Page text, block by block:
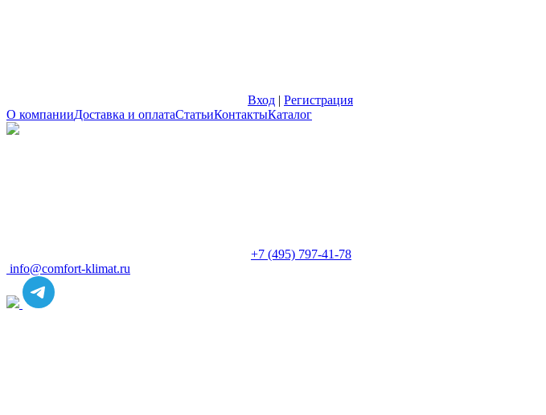
Вход | Регистрация
О компанииДоставка и оплатаСтатьиКонтактыКаталог
+7 (495) 797-41-78
info@comfort-klimat.ru